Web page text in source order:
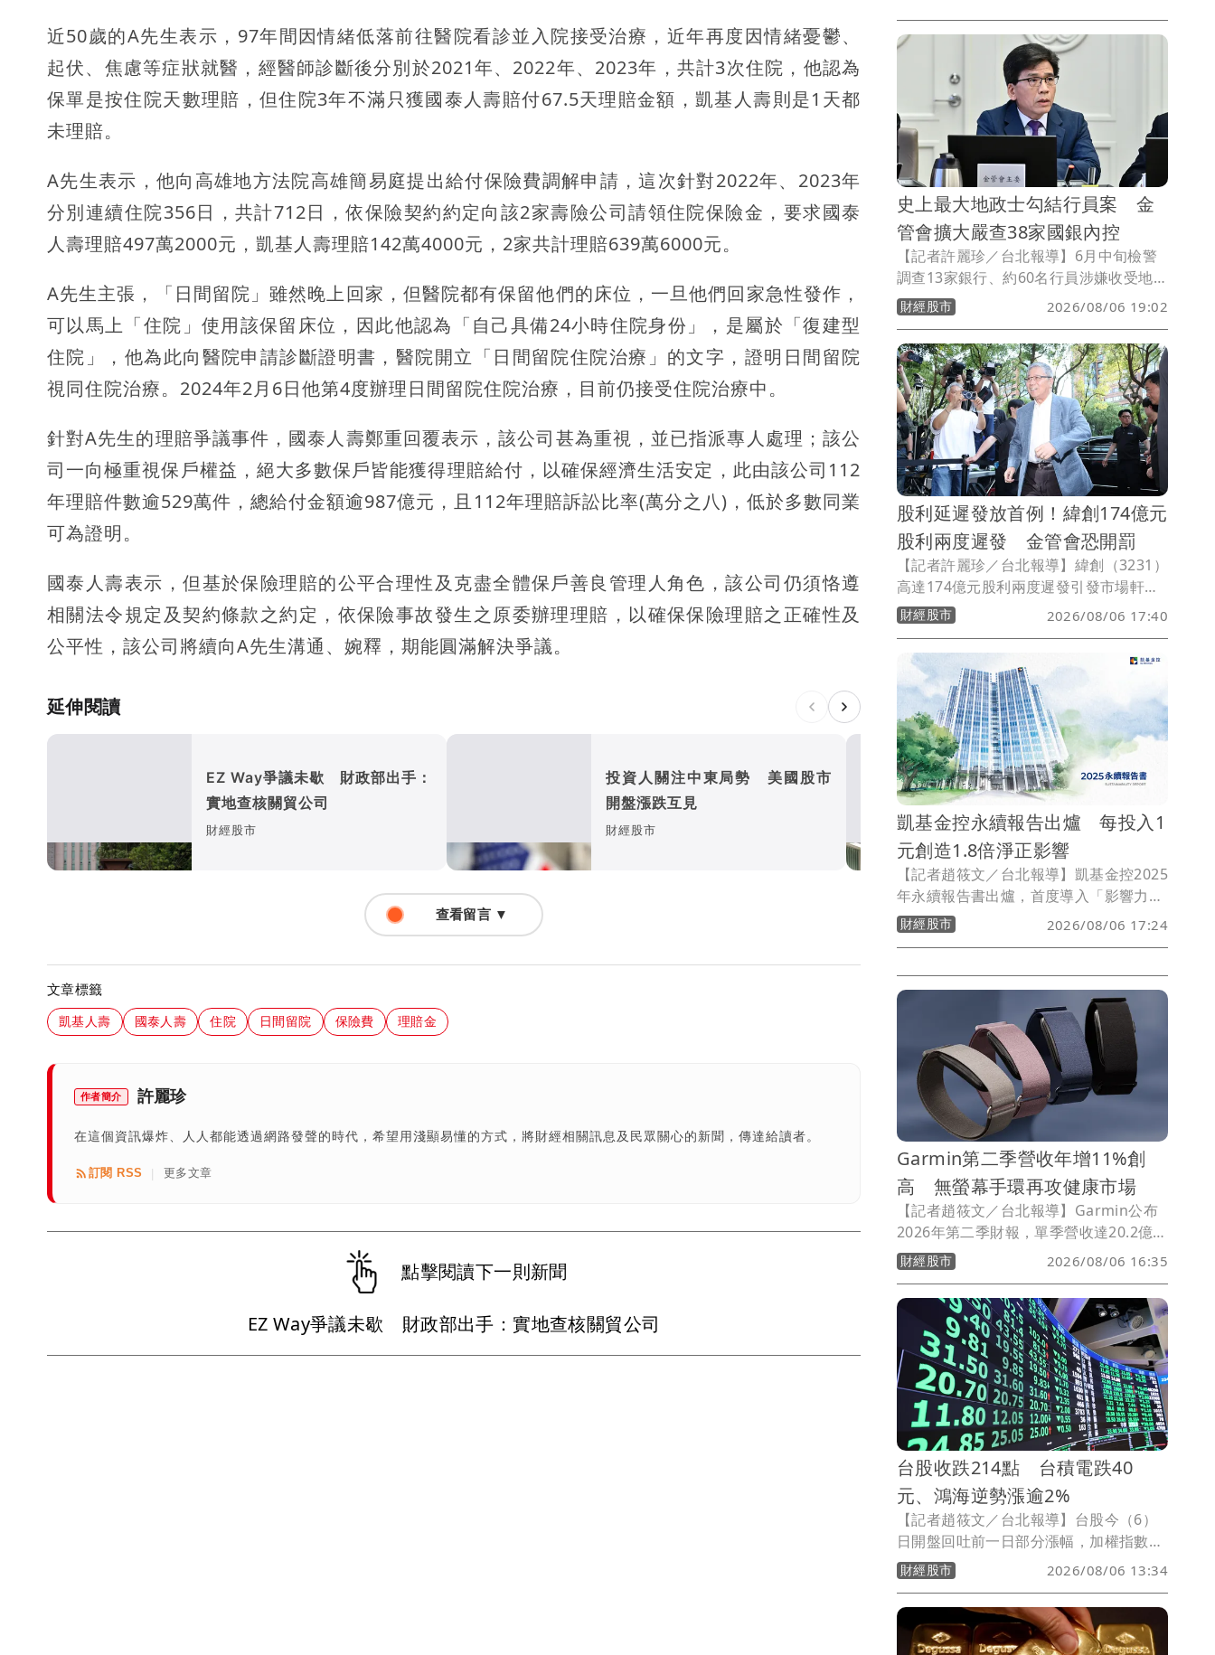
近50歲的A先生表示，97年間因情緒低落前往醫院看診並入院接受治療，近年再度因情緒憂鬱、
起伏、焦慮等症狀就醫，經醫師診斷後分別於2021年、2022年、2023年，共計3次住院，他認為
保單是按住院天數理賠，但住院3年不滿只獲國泰人壽賠付67.5天理賠金額，凱基人壽則是1天都
未理賠。
A先生表示，他向高雄地方法院高雄簡易庭提出給付保險費調解申請，這次針對2022年、2023年
分別連續住院356日，共計712日，依保險契約約定向該2家壽險公司請領住院保險金，要求國泰
人壽理賠497萬2000元，凱基人壽理賠142萬4000元，2家共計理賠639萬6000元。
A先生主張，「日間留院」雖然晚上回家，但醫院都有保留他們的床位，一旦他們回家急性發作，
可以馬上「住院」使用該保留床位，因此他認為「自己具備24小時住院身份」，是屬於「復建型
住院」，他為此向醫院申請診斷證明書，醫院開立「日間留院住院治療」的文字，證明日間留院
視同住院治療。2024年2月6日他第4度辦理日間留院住院治療，目前仍接受住院治療中。
針對A先生的理賠爭議事件，國泰人壽鄭重回覆表示，該公司甚為重視，並已指派專人處理；該公
司一向極重視保戶權益，絕大多數保戶皆能獲得理賠給付，以確保經濟生活安定，此由該公司112
年理賠件數逾529萬件，總給付金額逾987億元，且112年理賠訴訟比率(萬分之八)，低於多數同業
可為證明。
國泰人壽表示，但基於保險理賠的公平合理性及克盡全體保戶善良管理人角色，該公司仍須恪遵
相關法令規定及契約條款之約定，依保險事故發生之原委辦理理賠，以確保保險理賠之正確性及
公平性，該公司將續向A先生溝通、婉釋，期能圓滿解決爭議。
延伸閱讀
EZ Way爭議未歇 財政部出手：
實地查核關貿公司
財經股市
投資人關注中東局勢 美國股市
開盤漲跌互見
財經股市
獨家｜台中國一特教生持掃
擊老師 女師右眼虹膜斷裂
明
社會
查看留言 ▼
文章標籤
凱基人壽 國泰人壽 住院 日間留院 保險費 理賠金
作者簡介 許麗珍
在這個資訊爆炸、人人都能透過網路發聲的時代，希望用淺顯易懂的方式，將財經相關訊息及民眾關心的新聞，傳達給讀者。
訂閱 RSS | 更多文章
點擊閱讀下一則新聞
EZ Way爭議未歇 財政部出手：實地查核關貿公司
向女老師，造成女老師顏面骨折，右眼虹
膜斷裂、水晶體移位，傷勢嚴重，緊急送
醫手術，恐有失明之虞。校方已要求該名
學生暫時停課，並對受傷教師、班級學生
提供必要支持與輔導。
史上最大地政士勾結行員案 金
管會擴大嚴查38家國銀內控
【記者許麗珍／台北報導】6月中旬檢警
調查13家銀行、約60名行員涉嫌收受地政
士佣金，1年內不法金額破百萬元。銀行
局主秘周正山今指出，目前要求15家銀行
進行陳述意見階段，另為加強銀行內控機
制，已要求與該案無關的其他銀行，也就
是全體38家國銀，都必須進行內部調查，
全面徹查有無漏網之魚。
財經股市 2026/08/06 19:02
股利延遲發放首例！緯創174億元
股利兩度遲發 金管會恐開罰
【記者許麗珍／台北報導】緯創（3231）
高達174億元股利兩度遲發引發市場軒然
大波及股東不滿。金管會今表示經查緯創
雖已於今發放股利完畢，但有股東反映緯
創「重訊發布時間不夠即時，內容恐有
錯」等，將請證交所及台灣集中保管結算
所進一步調查，若真有疏失可處以新台幣
3萬元至50萬元違約金，情節嚴重將收回
緯創自辦股務權利，這也是首家上市櫃公
司股利延遲發放案。
財經股市 2026/08/06 17:40
凱基金控永續報告出爐 每投入1
元創造1.8倍淨正影響
【記者趙筱文／台北報導】凱基金控2025
年永續報告書出爐，首度導入「影響力評
價（IMV）」管理機制，將金融業較抽象
的永續影響轉換成具體數字。凱基金控指
造約3.75兆元淨正影響，相當於每投入1
元，可為社會及環境創造約1.8倍淨正影
財經股市 2026/08/06 17:24
Garmin第二季營收年增11%創
高 無螢幕手環再攻健康市場
【記者趙筱文／台北報導】Garmin公布
2026年第二季財報，單季營收達20.2億美
元，年增11%，創下歷史新高；隨著營運
效益改善，毛利率升至62.4%、營業利益
率達30.4%，營業利益也創新高來到6.16
億美元，年增30%。在上半年表現優於預
期下，Garmin同步上調全年營收財測至
80.5億美元。
財經股市 2026/08/06 16:35
台股收跌214點 台積電跌40
元、鴻海逆勢漲逾2%
【記者趙筱文／台北報導】台股今（6）
日開盤回吐前一日部分漲幅，加權指數以
44,487.94點開出，下跌123.66點，隨後
跌勢擴大，一度下探44,316.13點，跌
295.47點，市場消化前一交易日大漲逾
1,250點的獲利賣壓。
財經股市 2026/08/06 13:34